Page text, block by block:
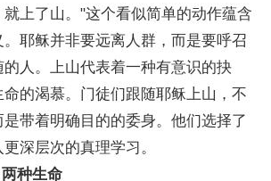
上了山。"这个看似简单的动作蕴含
耶稣并非要远离人群，而是要呼召
人。上山代表着一种有意识的抉
的渴慕。门徒们跟随耶稣上山，不
带着明确目的的委身。他们选择了
深层次的真理学习。
种生命